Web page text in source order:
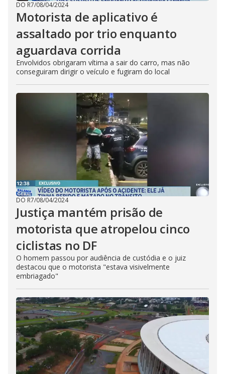
DO R7/08/04/2024
Motorista de aplicativo é
assaltado por trio enquanto
aguardava corrida
Envolvidos obrigaram vítima a sair do carro, mas não
conseguiram dirigir o veículo e fugiram do local
DO R7/08/04/2024
Justiça mantém prisão de
motorista que atropelou cinco
ciclistas no DF
O homem passou por audiência de custódia e o juiz
destacou que o motorista "estava visivelmente
embriagado"